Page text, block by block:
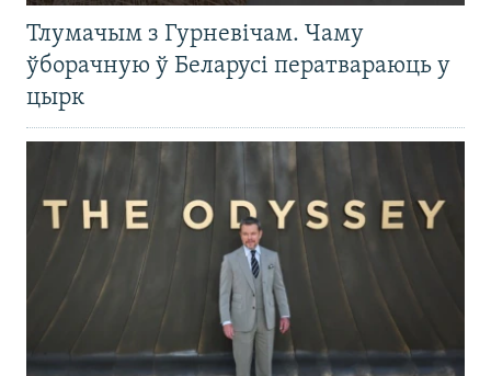
Тлумачым з Гурневічам. Чаму
ўборачную ў Беларусі ператвараюць у
цырк